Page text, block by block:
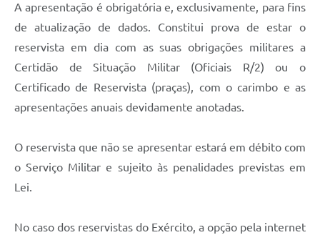
A apresentação é obrigatória e, exclusivamente, para fins
de atualização de dados. Constitui prova de estar o
reservista em dia com as suas obrigações militares a
Certidão de Situação Militar (Oficiais R/2) ou o
Certificado de Reservista (praças), com o carimbo e as
apresentações anuais devidamente anotadas.
O reservista que não se apresentar estará em débito com
o Serviço Militar e sujeito às penalidades previstas em
Lei.
No caso dos reservistas do Exército, a opção pela internet